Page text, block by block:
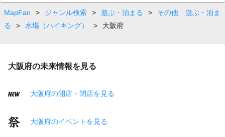
MapFan > ジャンル検索 > 遊ぶ・泊まる >
その他 遊ぶ・泊ま
る
> 水場（ハイキング） > 大阪府
大阪府の未来情報を見る
大阪府の開店・閉店を見る
大阪府のイベントを見る